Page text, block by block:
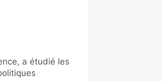
a étudié les